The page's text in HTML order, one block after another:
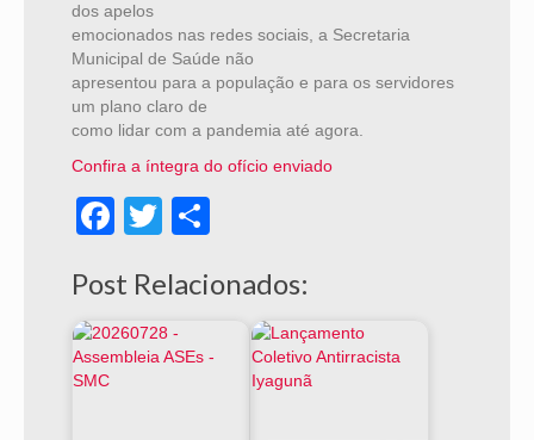
dos apelos
emocionados nas redes sociais, a Secretaria
Municipal de Saúde não
apresentou para a população e para os servidores
um plano claro de
como lidar com a pandemia até agora.
Confira a íntegra do ofício enviado
Facebook
Twitter
Post Relacionados: